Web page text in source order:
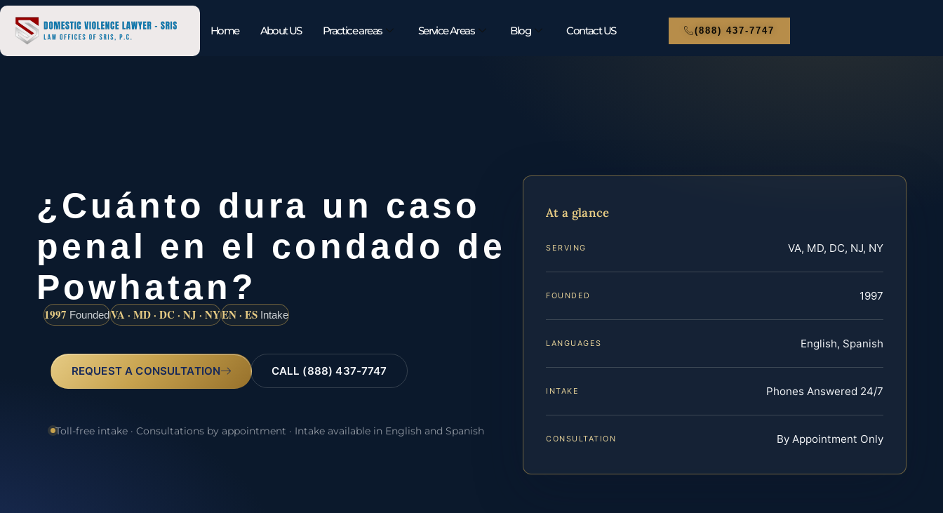
Home About US Practice areas Service Areas Blog Contact US (888) 437-7747
¿Cuánto dura un caso
penal en el condado de
Powhatan?
1997 FoundedVA · MD · DC · NJ · NYEN · ES Intake
REQUEST A CONSULTATION CALL (888) 437-7747
Toll-free intake · Consultations by appointment · Intake available in English and Spanish
At a glance
SERVING VA, MD, DC, NJ, NY
FOUNDED 1997
LANGUAGES English, Spanish
INTAKE Phones Answered 24/7
CONSULTATION By Appointment Only